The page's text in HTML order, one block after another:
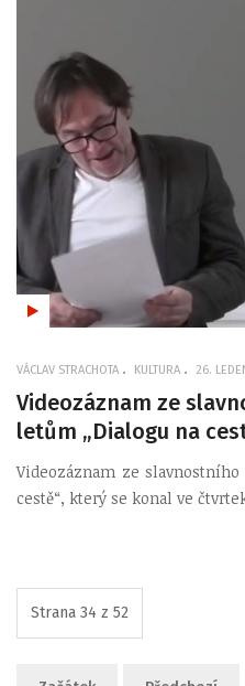
VÁCLAV STRACHOTA KULTURA 26.
Videozáznam ze
letům „Dialogu na
Videozáznam ze
cestě“, který se konal ve
Strana 34 z 52